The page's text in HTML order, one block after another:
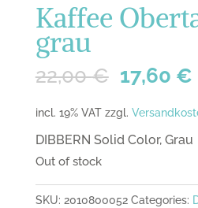
Kaffee
grau
22,00€ 17,60 €
incl. 19% VAT zzgl.
DIBBERN Solid Color, Grau
Out of stock
SKU: 2010800052 Categories: